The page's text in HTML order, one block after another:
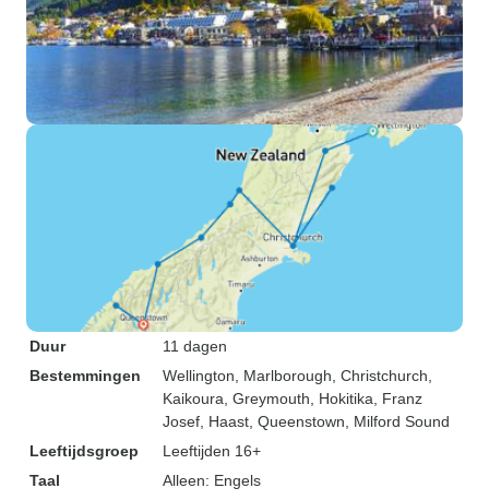
Duur
11 dagen
Bestemmingen
Wellington , Marlborough , Christchurch
Kaikoura , Greymouth , Hokitika , Franz
Josef , Haast , Queenstown , Milford Sound
Leeftijdsgroep
Leeftijden 16+
Taal
Alleen: Engels